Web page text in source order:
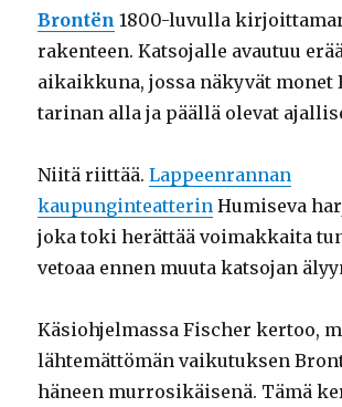
Brontën 1800-luvulla
rakenteen. Katsojalle avautuu
aikaikkuna, jossa näkyvät monet
tarinan alla ja päällä olevat
Niitä riittää.Lappeenrannan
kaupunginteatterin Humiseva
joka toki herättää voimakkaita
vetoaa ennen muuta katsojan
Käsiohjelmassa Fischer kertoo,
lähtemättömän vaikutuksen
häneen murrosikäisenä. Tämä